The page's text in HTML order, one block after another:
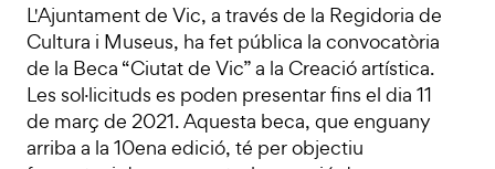
L'Ajuntament de Vic, a través de la Regidoria de
Cultura i Museus, ha fet pública la convocatòria
de la Beca “Ciutat de Vic” a la Creació artística.
Les sol·licituds es poden presentar fins el dia 11
de març de 2021. Aquesta beca, que enguany
arriba a la 10ena edició, té per objectiu